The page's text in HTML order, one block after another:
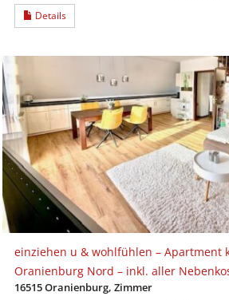
Details
einziehen u & wohlfühlen – Apartment
Oranienburg Nord – inkl. aller
16515 Oranienburg, Zimmer